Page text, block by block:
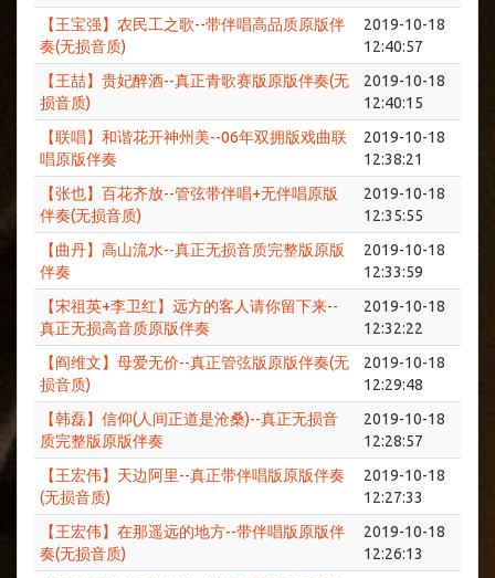
【王宝强】农民工之歌--带伴唱高品质原版伴
奏(无损音质)
2019-10-18
12:40:57
【王喆】贵妃醉酒--真正青歌赛版原版伴奏(无
损音质)
2019-10-18
12:40:15
【联唱】和谐花开神州美--06年双拥版戏曲联
唱原版伴奏
2019-10-18
12:38:21
【张也】百花齐放--管弦带伴唱+无伴唱原版
伴奏(无损音质)
2019-10-18
12:35:55
【曲丹】高山流水--真正无损音质完整版原版
伴奏
2019-10-18
12:33:59
【宋祖英+李卫红】远方的客人请你留下来--
真正无损高音质原版伴奏
2019-10-18
12:32:22
【阎维文】母爱无价--真正管弦版原版伴奏(无
损音质)
2019-10-18
12:29:48
【韩磊】信仰(人间正道是沧桑)--真正无损音
质完整版原版伴奏
2019-10-18
12:28:57
【王宏伟】天边阿里--真正带伴唱版原版伴奏
(无损音质)
2019-10-18
12:27:33
【王宏伟】在那遥远的地方--带伴唱版原版伴
奏(无损音质)
2019-10-18
12:26:13